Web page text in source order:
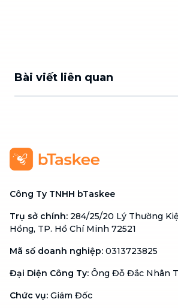
Bài viết liên quan
Công Ty TNHH bTaskee
Trụ sở chính: 284/25/20 Lý Thường
Hồng, TP. Hồ Chí Minh 72521
Mã số doanh nghiệp: 0313723825
Đại Diện Công Ty: Ông Đỗ Đắc Nhân
Chức vụ: Giám Đốc